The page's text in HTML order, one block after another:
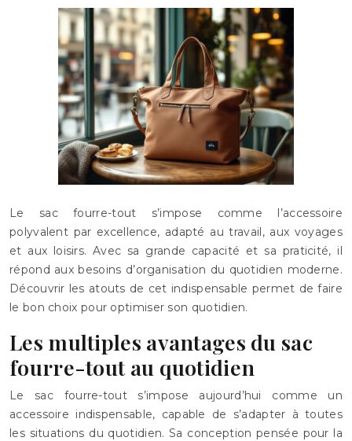
Le sac fourre-tout s’impose comme l’accessoire
polyvalent par excellence, adapté au travail, aux voyages
et aux loisirs. Avec sa grande capacité et sa praticité, il
répond aux besoins d’organisation du quotidien moderne.
Découvrir les atouts de cet indispensable permet de faire
le bon choix pour optimiser son quotidien.
Les multiples avantages du sac
fourre-tout au quotidien
Le sac fourre-tout s’impose aujourd’hui comme un
accessoire indispensable, capable de s’adapter à toutes
les situations du quotidien. Sa conception pensée pour la